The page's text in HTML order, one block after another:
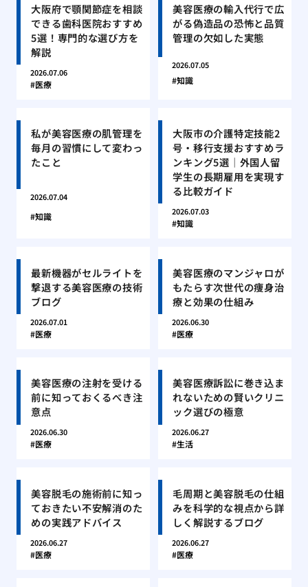
大阪府で顎関節症を相談
できる歯科医院おすすめ
5選！専門的な選び方を
解説
2026.07.06
医療
美容医療の輸入代行で広
がる偽造品の恐怖と品質
管理の欠如した実態
2026.07.05
知識
私が美容医療の肌管理を
毎月の習慣にして変わっ
たこと
2026.07.04
知識
大阪市の介護特定技能2
号・移行支援おすすめラ
ンキング5選｜外国人留
学生の長期雇用を実現す
る比較ガイド
2026.07.03
知識
最新機器がセルライトを
撃退する美容医療の技術
ブログ
2026.07.01
医療
美容医療のマンジャロが
もたらす次世代の痩身治
療と効果の仕組み
2026.06.30
医療
美容医療の注射を受ける
前に知っておくるべき注
意点
2026.06.30
医療
美容医療訴訟に巻き込ま
れないための賢いクリニ
ック選びの極意
2026.06.27
生活
美容脱毛の施術前に知っ
ておきたい不安解消のた
めの実践アドバイス
2026.06.27
医療
毛周期と美容脱毛の仕組
みを科学的な視点から詳
しく解説するブログ
2026.06.27
医療